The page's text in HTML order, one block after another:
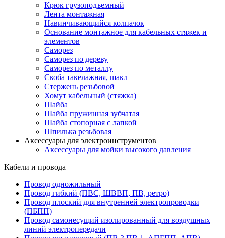
Крюк грузоподъемный
Лента монтажная
Навинчивающийся колпачок
Основание монтажное для кабельных стяжек и
элементов
Саморез
Саморез по дереву
Саморез по металлу
Скоба такелажная, шакл
Стержень резьбовой
Хомут кабельный (стяжка)
Шайба
Шайба пружинная зубчатая
Шайба стопорная с лапкой
Шпилька резьбовая
Аксессуары для электроинструментов
Аксессуары для мойки высокого давления
Кабели и провода
Провод одножильный
Провод гибкий (ПВС, ШВВП, ПВ, ретро)
Провод плоский для внутренней электропроводки
(ПБПП)
Провод самонесущий изолированный для воздушных
линий электропередачи